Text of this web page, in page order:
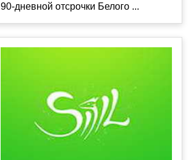
90-дневной отсрочки Белого ...